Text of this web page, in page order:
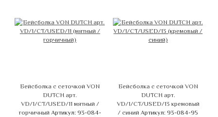
Бейсболка с сеточкой VON
DUTCH арт.
VD/1/CT/USED/11 мятный /
горчичный Артикул: 93-084-
Бейсболка с сеточкой VON
DUTCH арт.
VD/1/CT/USED/13 кремовый
/ синийАртикул: 93-084-95